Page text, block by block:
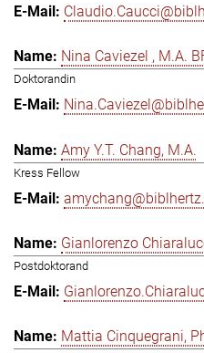
Nina Caviezel , M.A.
Doktorandin
Amy Y.T. Chang, M.A.
Kress Fellow
Gianlorenzo
Postdoktorand
Mattia Cinquegrani,